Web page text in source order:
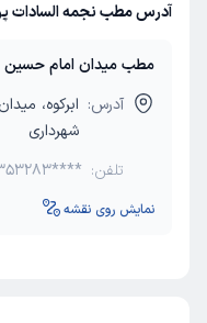
آدرس مطب نجمه السادات
مطب میدان امام حسین
آدرس: ابرکوه،
شهرداری
تلفن:
نمایش روی نقشه